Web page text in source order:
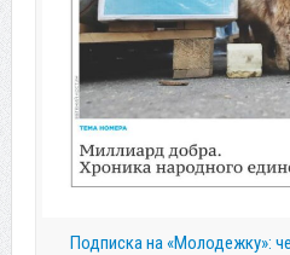
Подписка на «Молодежку»: